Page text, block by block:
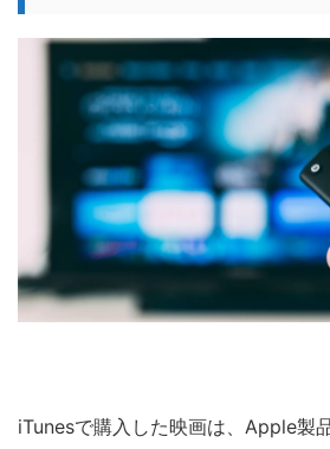
iTunesで購入した映画は、Apple製